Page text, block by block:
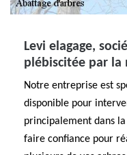
Levi elagage,
plébiscitée par la
Notre entreprise est
disponible pour
principalement dans
faire confiance pour